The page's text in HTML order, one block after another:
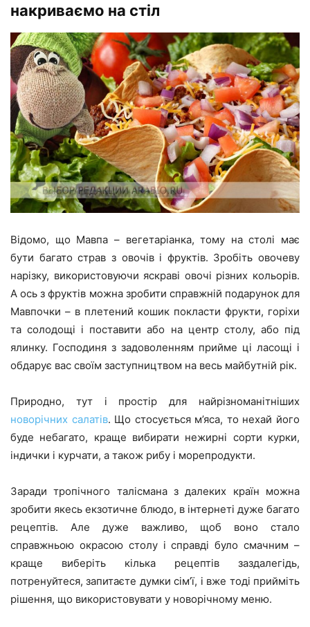
накриваємо на стіл
Відомо, що Мавпа – вегетаріанка, тому на столі має
бути багато страв з овочів і фруктів. Зробіть овочеву
нарізку, використовуючи яскраві овочі різних кольорів.
А ось з фруктів можна зробити справжній подарунок для
Мавпочки – в плетений кошик покласти фрукти, горіхи
та солодощі і поставити або на центр столу, або під
ялинку. Господиня з задоволенням прийме ці ласощі і
обдарує вас своїм заступництвом на весь майбутній рік.
Природно, тут і простір для найрізноманітніших
новорічних салатів. Що стосується м’яса, то нехай його
буде небагато, краще вибирати нежирні сорти курки,
індички і курчати, а також рибу і морепродукти.
Заради тропічного талісмана з далеких країн можна
зробити якесь екзотичне блюдо, в інтернеті дуже багато
рецептів. Але дуже важливо, щоб воно стало
справжньою окрасою столу і справді було смачним –
краще виберіть кілька рецептів заздалегідь,
потренуйтеся, запитаєте думки сім’ї, і вже тоді прийміть
рішення, що використовувати у новорічному меню.